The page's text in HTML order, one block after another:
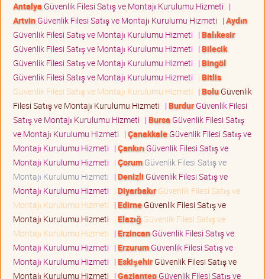
Antalya Güvenlik Filesi Satış ve Montajı Kurulumu Hizmeti |
ArtvinGüvenlik Filesi Satış ve Montajı Kurulumu Hizmeti | Aydın
Güvenlik Filesi Satış ve Montajı Kurulumu Hizmeti | Balıkesir
Güvenlik Filesi Satış ve Montajı Kurulumu Hizmeti | Bilecik
Güvenlik Filesi Satış ve Montajı Kurulumu Hizmeti | Bingöl
Güvenlik Filesi Satış ve Montajı Kurulumu Hizmeti | Bitlis
Güvenlik Filesi Satış ve Montajı Kurulumu Hizmeti | BoluGüvenlik
Filesi Satış ve Montajı Kurulumu Hizmeti | BurdurGüvenlik Filesi
Satış ve Montajı Kurulumu Hizmeti | Bursa Güvenlik Filesi Satış
ve Montajı Kurulumu Hizmeti | ÇanakkaleGüvenlik Filesi Satış ve
Montajı Kurulumu Hizmeti | Çankırı Güvenlik Filesi Satış ve
Montajı Kurulumu Hizmeti | ÇorumGüvenlik Filesi Satış ve
Montajı Kurulumu Hizmeti | Denizli Güvenlik Filesi Satış ve
Montajı Kurulumu Hizmeti | DiyarbakırGüvenlik Filesi Satış ve
Montajı Kurulumu Hizmeti | EdirneGüvenlik Filesi Satış ve
Montajı Kurulumu Hizmeti | Elazığ Güvenlik Filesi Satış ve
Montajı Kurulumu Hizmeti | ErzincanGüvenlik Filesi Satış ve
Montajı Kurulumu Hizmeti | ErzurumGüvenlik Filesi Satış ve
Montajı Kurulumu Hizmeti | EskişehirGüvenlik Filesi Satış ve
Montajı Kurulumu Hizmeti | GaziantepGüvenlik Filesi Satış ve